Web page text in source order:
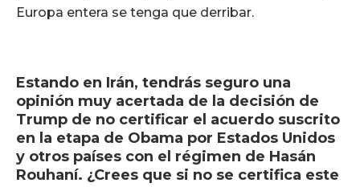
Europa entera se tenga que derribar.
Estando en Irán, tendrás seguro una
opinión muy acertada de la decisión de
Trump de no certificar el acuerdo suscrito
en la etapa de Obama por Estados Unidos
y otros países con el régimen de Hasán
Rouhaní. ¿Crees que si no se certifica este